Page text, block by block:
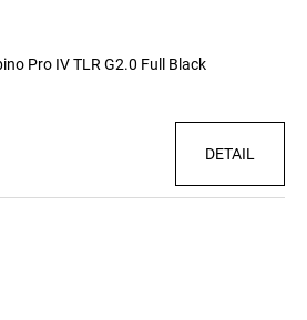
Pro IV TLR G2.0 Full Black
DETAIL